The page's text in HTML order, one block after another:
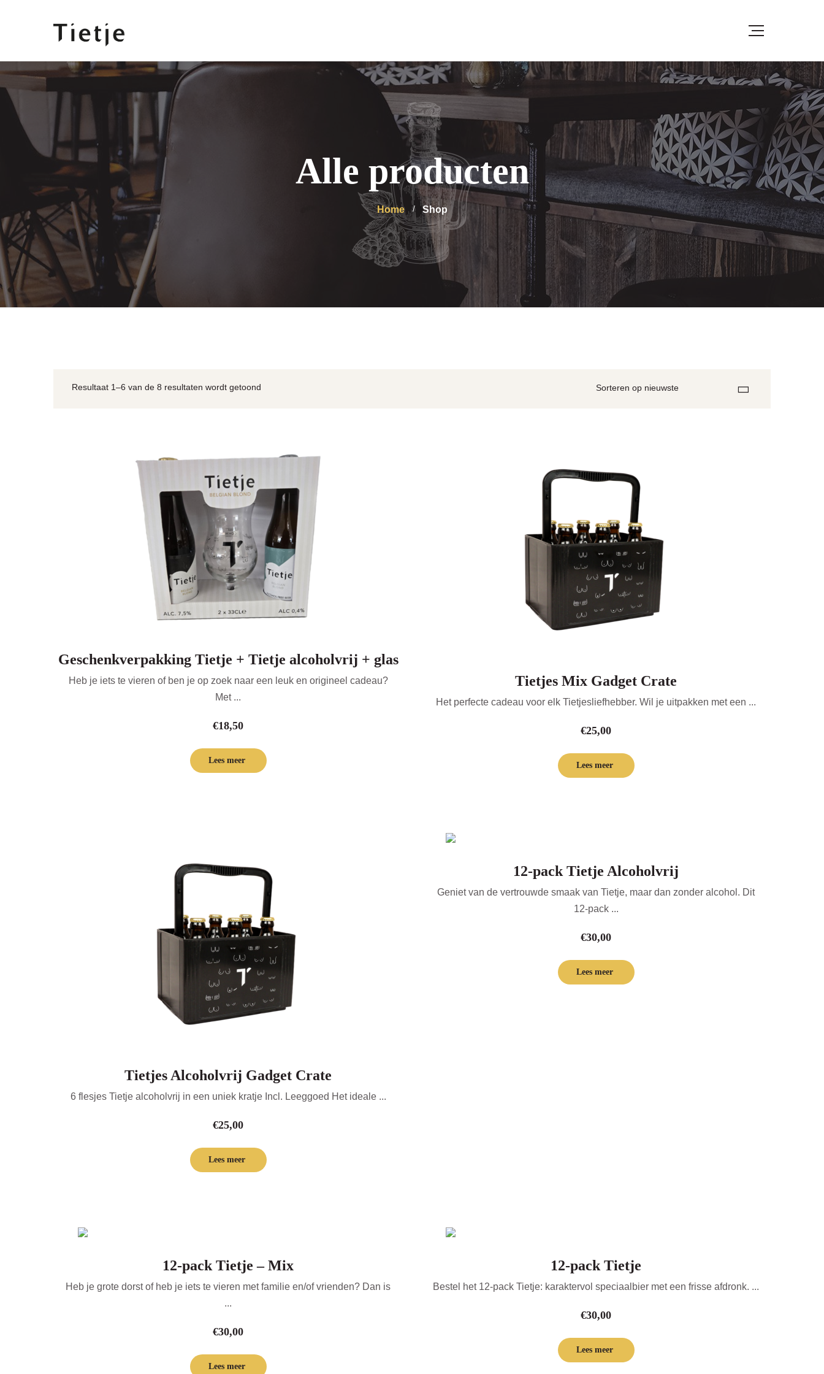
Alle producten
Home Shop
Resultaat 1–6 van de 8 resultaten wordt getoond
Geschenkverpakking Tietje + Tietje alcoholvrij + glas
Heb je iets te vieren of ben je op zoek naar een leuk en origineel cadeau?
Met ...
€18,50
Lees meer
Tietjes Mix Gadget Crate
Het perfecte cadeau voor elk Tietjesliefhebber. Wil je uitpakken met een ...
€25,00
Lees meer
Tietjes Alcoholvrij Gadget Crate
6 flesjes Tietje alcoholvrij in een uniek kratje Incl. Leeggoed Het ideale ...
€25,00
Lees meer
12-pack Tietje Alcoholvrij
Geniet van de vertrouwde smaak van Tietje, maar dan zonder alcohol. Dit
12-pack ...
€30,00
Lees meer
12-pack Tietje – Mix
Heb je grote dorst of heb je iets te vieren met familie en/of vrienden? Dan is
...
€30,00
Lees meer
12-pack Tietje
Bestel het 12-pack Tietje: karaktervol speciaalbier met een frisse afdronk. ...
€30,00
Lees meer